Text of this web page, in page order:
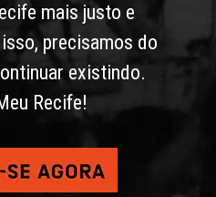
mais justo e
precisamos do
existindo.
Recife!